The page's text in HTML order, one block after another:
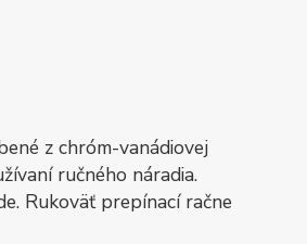
z chróm-vanádiovej
ručného náradia.
Rukoväť prepínací račne